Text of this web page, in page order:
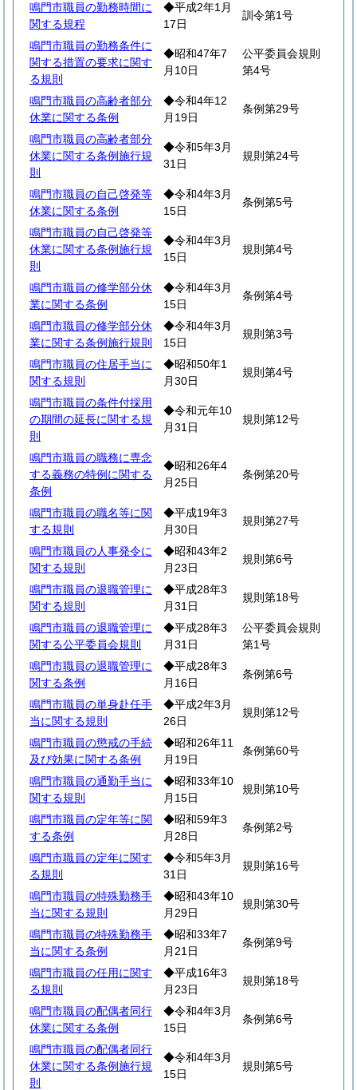
鳴門市職員の勤務時間に
関する規程
◆平成2年1月
17日
訓令第1号
鳴門市職員の勤務条件に
関する措置の要求に関す
る規則
◆昭和47年7
月10日
公平委員会規則
第4号
鳴門市職員の高齢者部分
休業に関する条例
◆令和4年12
月19日
条例第29号
鳴門市職員の高齢者部分
休業に関する条例施行規
則
◆令和5年3月
31日
規則第24号
鳴門市職員の自己啓発等
休業に関する条例
◆令和4年3月
15日
条例第5号
鳴門市職員の自己啓発等
休業に関する条例施行規
則
◆令和4年3月
15日
規則第4号
鳴門市職員の修学部分休
業に関する条例
◆令和4年3月
15日
条例第4号
鳴門市職員の修学部分休
業に関する条例施行規則
◆令和4年3月
15日
規則第3号
鳴門市職員の住居手当に
関する規則
◆昭和50年1
月30日
規則第4号
鳴門市職員の条件付採用
の期間の延長に関する規
則
◆令和元年10
月31日
規則第12号
鳴門市職員の職務に専念
する義務の特例に関する
条例
◆昭和26年4
月25日
条例第20号
鳴門市職員の職名等に関
する規則
◆平成19年3
月30日
規則第27号
鳴門市職員の人事発令に
関する規則
◆昭和43年2
月23日
規則第6号
鳴門市職員の退職管理に
関する規則
◆平成28年3
月31日
規則第18号
鳴門市職員の退職管理に
関する公平委員会規則
◆平成28年3
月31日
公平委員会規則
第1号
鳴門市職員の退職管理に
関する条例
◆平成28年3
月16日
条例第6号
鳴門市職員の単身赴任手
当に関する規則
◆平成2年3月
26日
規則第12号
鳴門市職員の懲戒の手続
及び効果に関する条例
◆昭和26年11
月19日
条例第60号
鳴門市職員の通勤手当に
関する規則
◆昭和33年10
月15日
規則第10号
鳴門市職員の定年等に関
する条例
◆昭和59年3
月28日
条例第2号
鳴門市職員の定年に関す
る規則
◆令和5年3月
31日
規則第16号
鳴門市職員の特殊勤務手
当に関する規則
◆昭和43年10
月29日
規則第30号
鳴門市職員の特殊勤務手
当に関する条例
◆昭和33年7
月21日
条例第9号
鳴門市職員の任用に関す
る規則
◆平成16年3
月23日
規則第18号
鳴門市職員の配偶者同行
休業に関する条例
◆令和4年3月
15日
条例第6号
鳴門市職員の配偶者同行
休業に関する条例施行規
則
◆令和4年3月
15日
規則第5号